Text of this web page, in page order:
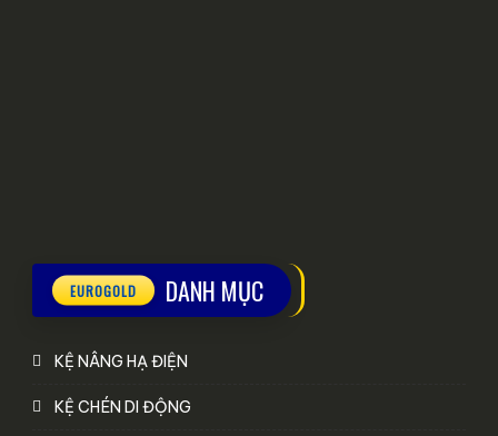
DANH MỤC
KỆ NÂNG HẠ ĐIỆN
KỆ CHÉN DI ĐỘNG